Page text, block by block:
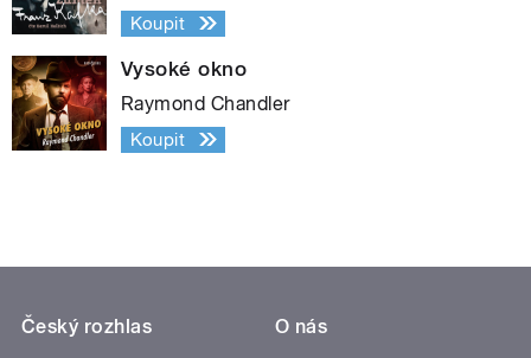
Koupit
Vysoké okno
Raymond Chandler
Koupit
Český rozhlas
O nás